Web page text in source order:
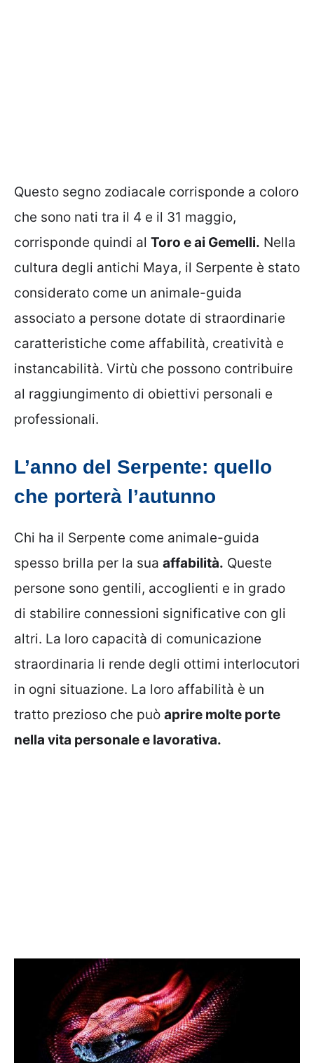
Questo segno zodiacale corrisponde a coloro
che sono nati tra il 4 e il 31 maggio,
corrisponde quindi al Toro e ai Gemelli. Nella
cultura degli antichi Maya, il Serpente è stato
considerato come un animale-guida
associato a persone dotate di straordinarie
caratteristiche come affabilità, creatività e
instancabilità. Virtù che possono contribuire
al raggiungimento di obiettivi personali e
professionali.
L’anno del Serpente: quello
che porterà l’autunno
Chi ha il Serpente come animale-guida
spesso brilla per la sua affabilità. Queste
persone sono gentili, accoglienti e in grado
di stabilire connessioni significative con gli
altri. La loro capacità di comunicazione
straordinaria li rende degli ottimi interlocutori
in ogni situazione. La loro affabilità è un
tratto prezioso che può aprire molte porte
nella vita personale e lavorativa.